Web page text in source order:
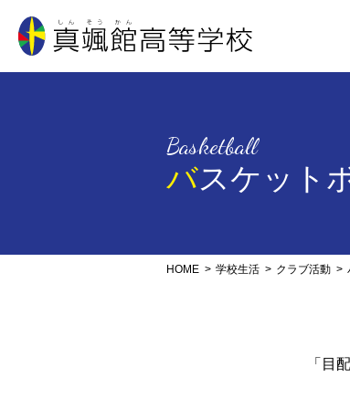
Basketball
バスケット
HOME 学校生活 クラブ活動
「目